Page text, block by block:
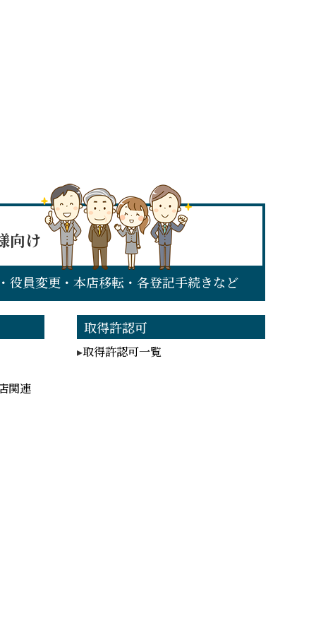
向け
役員変更・本店移転・各登記手続きなど
関連
取得許認可
取得許認可一覧